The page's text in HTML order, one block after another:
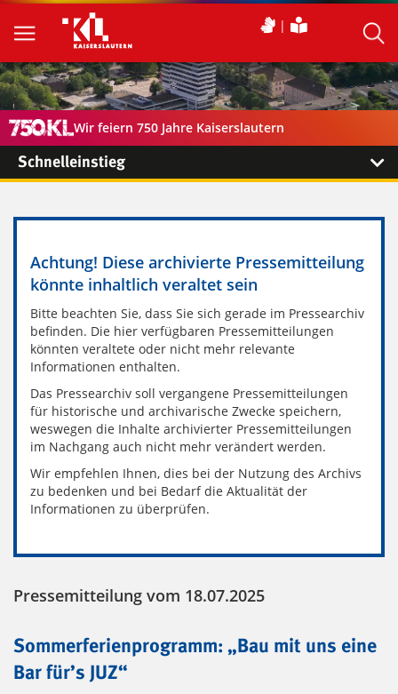
Wir feiern 750 Jahre Kaiserslautern
Schnelleinstieg
Achtung! Diese archivierte Pressemitteilung
könnte inhaltlich veraltet sein
Bitte beachten Sie, dass Sie sich gerade im Pressearchiv
befinden. Die hier verfügbaren Pressemitteilungen
könnten veraltete oder nicht mehr relevante
Informationen enthalten.
Das Pressearchiv soll vergangene Pressemitteilungen
für historische und archivarische Zwecke speichern,
weswegen die Inhalte archivierter Pressemitteilungen
im Nachgang auch nicht mehr verändert werden.
Wir empfehlen Ihnen, dies bei der Nutzung des Archivs
zu bedenken und bei Bedarf die Aktualität der
Informationen zu überprüfen.
Pressemitteilung vom 18.07.2025
Sommerferienprogramm: „Bau mit uns eine
Bar für’s JUZ“